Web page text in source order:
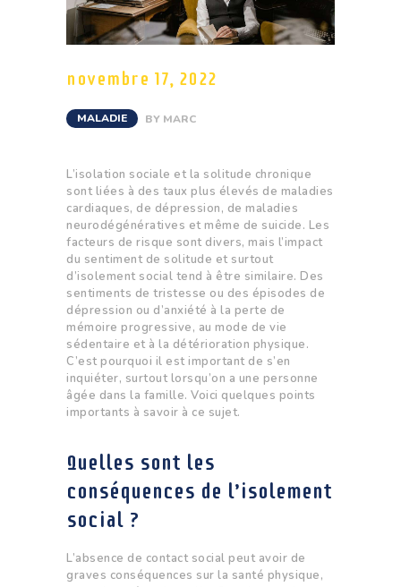
novembre 17, 2022
MALADIE BY MARC
L’isolation sociale et la solitude chronique
sont liées à des taux plus élevés de maladies
cardiaques, de dépression, de maladies
neurodégénératives et même de suicide. Les
facteurs de risque sont divers, mais l’impact
du sentiment de solitude et surtout
d’isolement social tend à être similaire. Des
sentiments de tristesse ou des épisodes de
dépression ou d’anxiété à la perte de
mémoire progressive, au mode de vie
sédentaire et à la détérioration physique.
C’est pourquoi il est important de s’en
inquiéter, surtout lorsqu’on a une personne
âgée dans la famille. Voici quelques points
importants à savoir à ce sujet.
Quelles sont les
conséquences de l’isolement
social ?
L’absence de contact social peut avoir de
graves conséquences sur la santé physique,